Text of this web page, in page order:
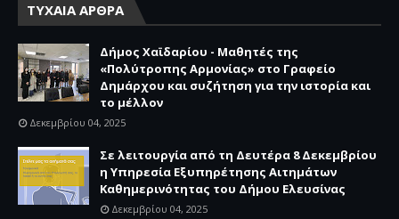
ΤΥΧΑΙΑ ΑΡΘΡΑ
Δήμος Χαϊδαρίου - Μαθητές της
«Πολύτροπης Αρμονίας» στο Γραφείο
Δημάρχου και συζήτηση για την ιστορία και
το μέλλον
Δεκεμβρίου 04, 2025
Σε λειτουργία από τη Δευτέρα 8 Δεκεμβρίου
η Υπηρεσία Εξυπηρέτησης Αιτημάτων
Καθημερινότητας του Δήμου Ελευσίνας
Δεκεμβρίου 04, 2025